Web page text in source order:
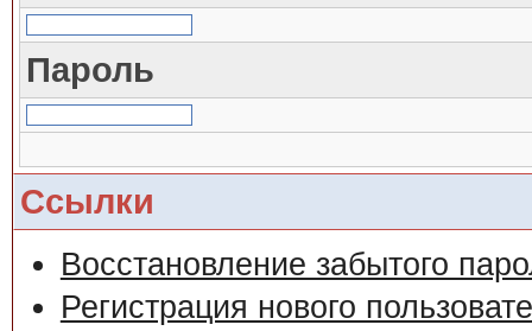
Пароль
Ссылки
Восстановление забытого
Регистрация нового